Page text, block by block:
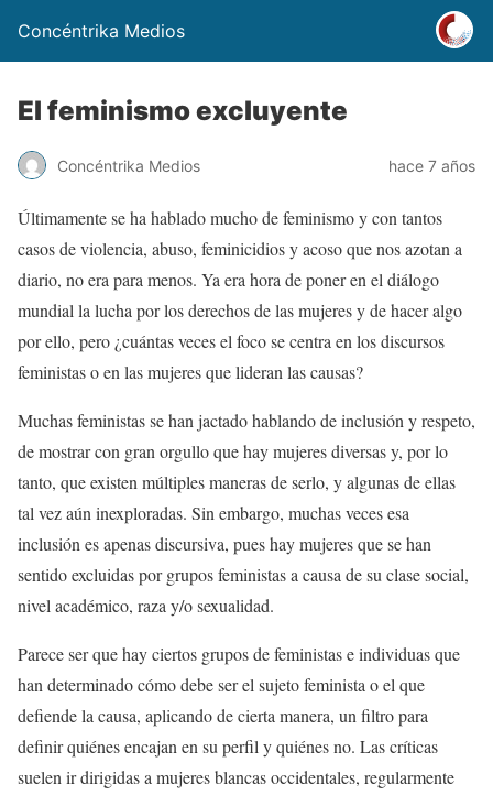
Concéntrika Medios
El feminismo excluyente
Concéntrika Medios hace 7 años
Últimamente se ha hablado mucho de feminismo y con tantos
casos de violencia, abuso, feminicidios y acoso que nos azotan a
diario, no era para menos. Ya era hora de poner en el diálogo
mundial la lucha por los derechos de las mujeres y de hacer algo
por ello, pero ¿cuántas veces el foco se centra en los discursos
feministas o en las mujeres que lideran las causas?
Muchas feministas se han jactado hablando de inclusión y respeto,
de mostrar con gran orgullo que hay mujeres diversas y, por lo
tanto, que existen múltiples maneras de serlo, y algunas de ellas
tal vez aún inexploradas. Sin embargo, muchas veces esa
inclusión es apenas discursiva, pues hay mujeres que se han
sentido excluidas por grupos feministas a causa de su clase social,
nivel académico, raza y/o sexualidad.
Parece ser que hay ciertos grupos de feministas e individuas que
han determinado cómo debe ser el sujeto feminista o el que
defiende la causa, aplicando de cierta manera, un filtro para
definir quiénes encajan en su perfil y quiénes no. Las críticas
suelen ir dirigidas a mujeres blancas occidentales, regularmente